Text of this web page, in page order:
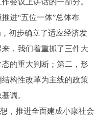
会议上讲话的一部分。
进“五位一体”总体布
初步确立了适应经济发
，我们着重抓了三件大
的重大判断；第二，形
构性改革为主线的政策
调。
，推进全面建成小康社会